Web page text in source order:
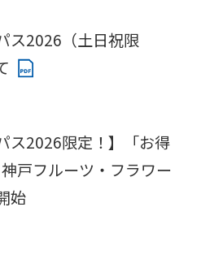
ス2026（土日祝限
ス2026限定！】「お得
戸フルーツ・フラワー
始